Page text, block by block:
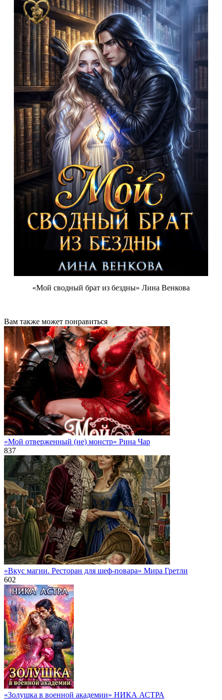
«Мой сводный брат из бездны» Лина Венкова
Вам также может понравиться
«Мой отверженный (не) монстр» Рина Чар
837
«Вкус магии. Ресторан для шеф-повара» Мира Гретли
602
«Золушка в военной академии» НИКА АСТРА